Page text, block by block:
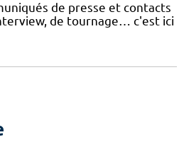
de presse et contacts
de tournage… c'est ici